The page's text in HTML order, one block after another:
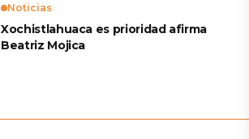
Noticias
Xochistlahuaca es prioridad afirma
Beatriz Mojica